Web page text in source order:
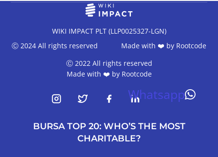
WIKI IMPACT PLT (LLP0025327-LGN)
Ⓒ 2024 All rights reserved Made with ❤️ by Rootcode
Ⓒ 2022 All rights reserved
Made with ❤️ by Rootcode
Whatsapp
BURSA TOP 20: WHO’S THE MOST
CHARITABLE?